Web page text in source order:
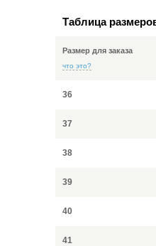
Таблица
Размер для заказа
что это?
36
37
38
39
40
41